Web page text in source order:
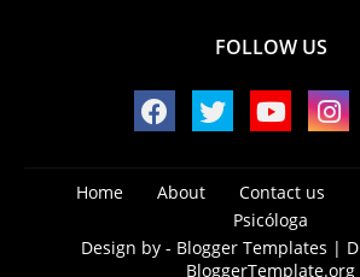
FOLLOW US
Home About Contact us
Psicóloga
Design by - Blogger Templates |
BloggerTemplate.org